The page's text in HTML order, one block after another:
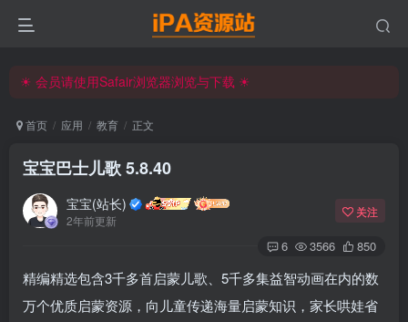
iPA资源站官方唯一客服微信:15504815558
iPA资源站官方唯一客服微信:15504815558
首页 应用 教育 正文
宝宝巴士儿歌 5.8.40
宝宝(站长)
2年前更新
关注
6 3566 850
精编精选包含3千多首启蒙儿歌、5千多集益智动画在内的数
万个优质启蒙资源，向儿童传递海量启蒙知识，家长哄娃省